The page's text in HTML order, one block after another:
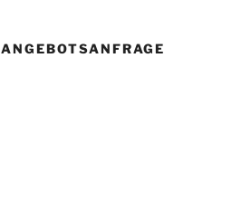
ANGEBOTSANFRAGE